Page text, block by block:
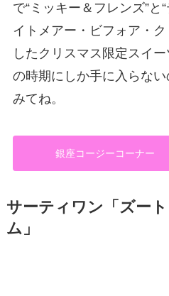
で“ミッキー＆フレンズ”と
イトメアー・ビフォア・
したクリスマス限定スイ
の時期にしか手に入らな
みてね。
銀座コージーコーナー
サーティワン「ズー
ム」